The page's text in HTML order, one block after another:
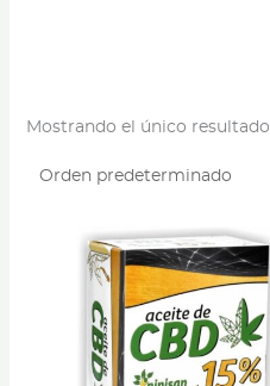
Mostrando el único resultado